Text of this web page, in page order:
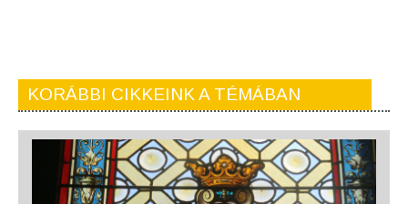
KORÁBBI CIKKEINK A TÉMÁBAN